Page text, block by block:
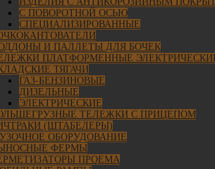
С ПОВОРОТНОЙ ОСЬЮ
СПЕЦИАЛИЗИРОВАННЫЕ
И ПАЛЛЕТЫ ДЛЯ БОЧЕК
ПЛАТФОРМЕННЫЕ
ТЯГАЧИ
ГАЗ-БЕНЗИНОВЫЕ
ДИЗЕЛЬНЫЕ
ЭЛЕКТРИЧЕСКИЕ
ТЕЛЕЖКИ С ПРИЦЕПОМ
(ШТАБЕЛЕРЫ)
ОБОРУДОВАНИЕ
ФЕРМЫ
ПРОЕМА